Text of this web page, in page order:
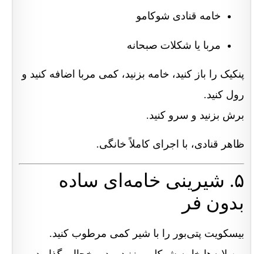
خامه قنادی شوکامو
مربا یا شکلات صبحانه
پنکیک را باز کنید، خامه بزنید، کمی مربا اضافه کنید و
رول کنید.
برش بزنید و سرو کنید.
ظاهر قنادی، با اجرای کاملاً خانگی.
۵. شیرینی خامه‌ای ساده
بدون فر
بیسکویت پتی‌بور را با شیر کمی مرطوب کنید.